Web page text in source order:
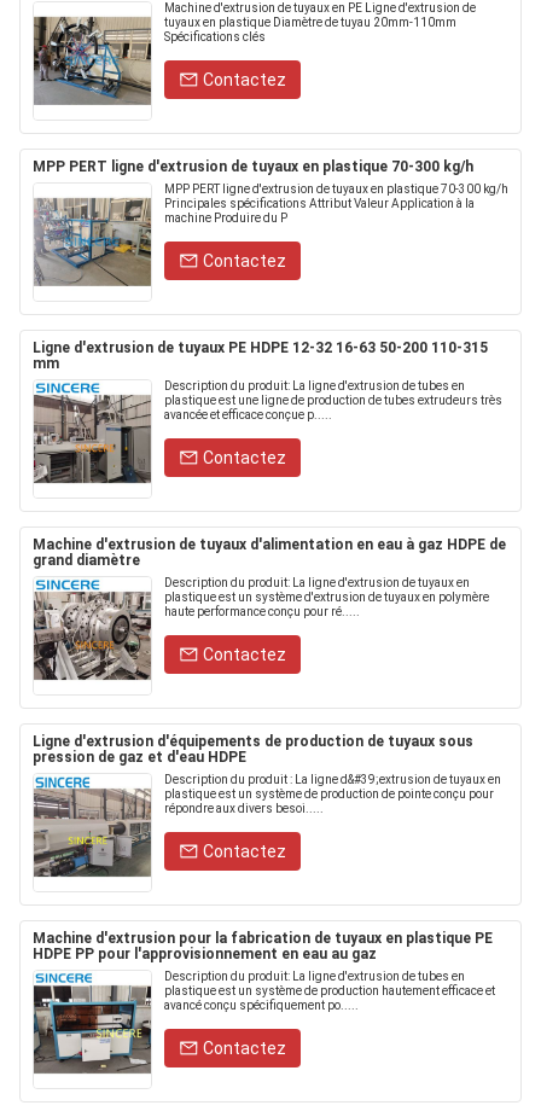
Machine d'extrusion de tuyaux en PE Ligne d'extrusion de
tuyaux en plastique Diamètre de tuyau 20mm-110mm
Spécifications clés
Contactez
MPP PERT ligne d'extrusion de tuyaux en plastique 70-300 kg/h
MPP PERT ligne d'extrusion de tuyaux en plastique 70-300 kg/h
Principales spécifications Attribut Valeur Application à la
machine Produire du P
Contactez
Ligne d'extrusion de tuyaux PE HDPE 12-32 16-63 50-200 110-315
mm
Description du produit: La ligne d'extrusion de tubes en
plastique est une ligne de production de tubes extrudeurs très
avancée et efficace conçue p.....
Contactez
Machine d'extrusion de tuyaux d'alimentation en eau à gaz HDPE de
grand diamètre
Description du produit: La ligne d'extrusion de tuyaux en
plastique est un système d'extrusion de tuyaux en polymère
haute performance conçu pour ré.....
Contactez
Ligne d'extrusion d'équipements de production de tuyaux sous
pression de gaz et d'eau HDPE
Description du produit : La ligne d&#39;extrusion de tuyaux en
plastique est un système de production de pointe conçu pour
répondre aux divers besoi.....
Contactez
Machine d'extrusion pour la fabrication de tuyaux en plastique PE
HDPE PP pour l'approvisionnement en eau au gaz
Description du produit: La ligne d'extrusion de tubes en
plastique est un système de production hautement efficace et
avancé conçu spécifiquement po.....
Contactez